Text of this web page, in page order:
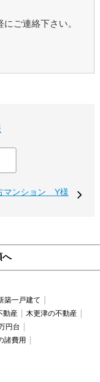
ご連絡下さい。
マンション Y様
へ
築一戸建て
動産
木更津の不動産
円台
諸費用